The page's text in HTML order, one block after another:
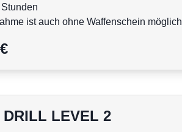
ist auch ohne Waffenschein möglich
€
DRILL LEVEL 2